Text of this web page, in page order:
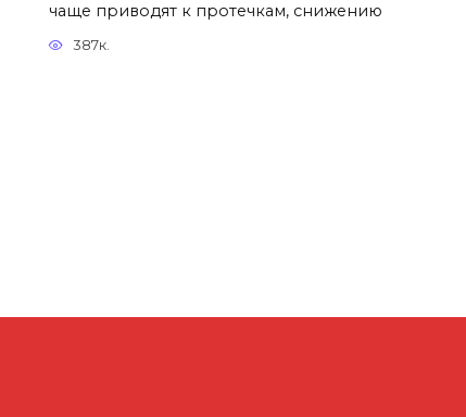
чаще приводят к протечкам, снижению
387к.